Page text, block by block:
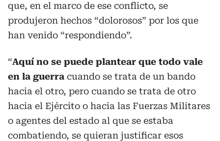
que, en el marco de ese conflicto, se
produjeron hechos “dolorosos” por los que
han venido “respondiendo”.
“Aquí no se puede plantear que todo vale
en la guerra cuando se trata de un bando
hacia el otro, pero cuando se trata de otro
hacia el Ejército o hacia las Fuerzas Militares
o agentes del estado al que se estaba
combatiendo, se quieran justificar esos